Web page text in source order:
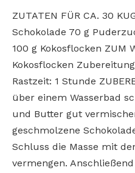
ZUTATEN FÜR CA. 30
Schokolade 70 g
100 g Kokosflocken ZUM
Kokosflocken
Rastzeit: 1 Stunde
über einem Wasserbad
und Butter gut
geschmolzene
Schluss die Masse mit
vermengen.